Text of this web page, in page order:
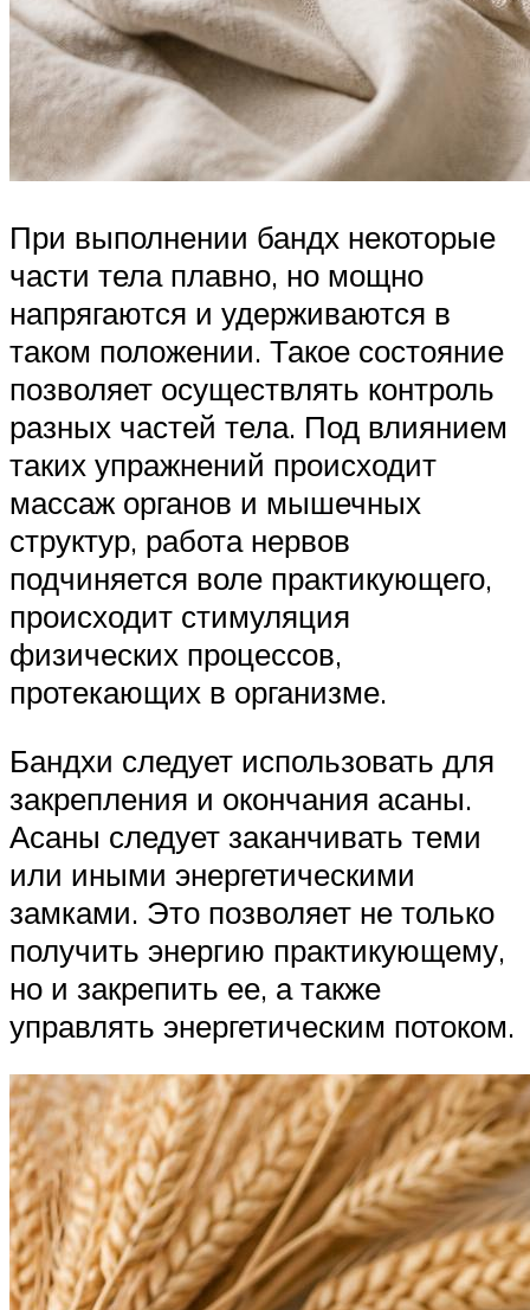
При выполнении бандх некоторые
части тела плавно, но мощно
напрягаются и удерживаются в
таком положении. Такое состояние
позволяет осуществлять контроль
разных частей тела. Под влиянием
таких упражнений происходит
массаж органов и мышечных
структур, работа нервов
подчиняется воле практикующего,
происходит стимуляция
физических процессов,
протекающих в организме.
Бандхи следует использовать для
закрепления и окончания асаны.
Асаны следует заканчивать теми
или иными энергетическими
замками. Это позволяет не только
получить энергию практикующему,
но и закрепить ее, а также
управлять энергетическим потоком.